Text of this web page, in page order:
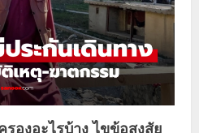
องอะไรบ้าง ไขข้อสงสัย